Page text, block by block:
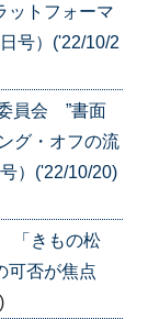
ットフォーマ
号）('22/10/2
員会 ”書面
グ・オフの流
）('22/10/20)
「きもの松
可否が焦点